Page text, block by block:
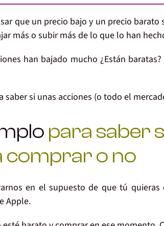
que un precio bajo y un precio barato
más o subir más de lo que lo han
han bajado mucho ¿Están
si unas acciones (o todo el
para saber
comprar o no
en el supuesto de que tú quieras
Apple.